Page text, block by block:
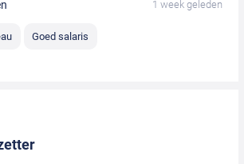
1 week geleden
Goed salaris